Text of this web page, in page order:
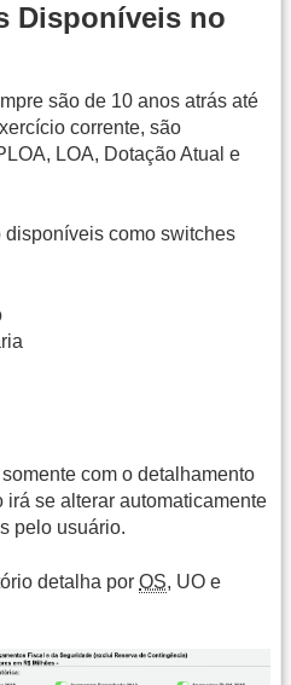
Disponíveis no
são de 10 anos atrás até
corrente, são
LOA, Dotação Atual e
como switches
com o detalhamento
se alterar automaticamente
pelo usuário.
detalha por OS, UO e